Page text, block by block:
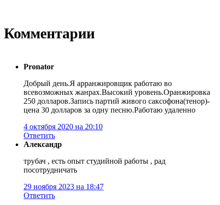
Комментарии
Pronator
Добрый день.Я арранжировщик работаю во
всевозможных жанрах.Высокий уровень.Оранжировка
250 долларов.Запись партий живого саксофона(тенор)-
цена 30 долларов за одну песню.Работаю удаленно
4 октября 2020 на 20:10
Ответить
Александр
трубач , есть опыт студийной работы , рад
посотрудничать
29 ноября 2023 на 18:47
Ответить